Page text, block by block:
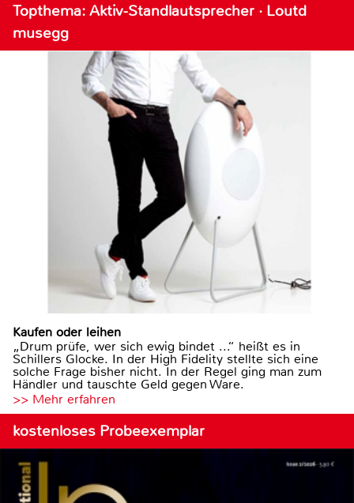
Topthema: Aktiv-Standlautsprecher · Loutd
musegg
Kaufen oder leihen
„Drum prüfe, wer sich ewig bindet ...“ heißt es in
Schillers Glocke. In der High Fidelity stellte sich eine
solche Frage bisher nicht. In der Regel ging man zum
Händler und tauschte Geld gegen Ware.
>> Mehr erfahren
kostenloses Probeexemplar